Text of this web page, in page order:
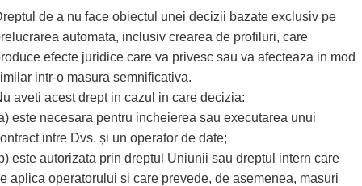
de a nu face obiectul unei decizii bazate exclusiv pe
automata, inclusiv crearea de profiluri, care
efecte juridice care va privesc sau va afecteaza in mod
intr-o masura semnificativa.
aveti acest drept in cazul in care decizia:
este necesara pentru incheierea sau executarea unui
intre Dvs. și un operator de date;
este autorizata prin dreptul Uniunii sau dreptul intern care
aplica operatorului si care prevede, de asemenea, masuri